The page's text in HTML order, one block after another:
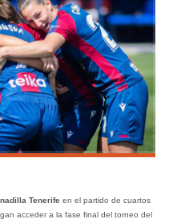
Tenerifeen el partido de cuartos
acceder a la fase final del torneo del